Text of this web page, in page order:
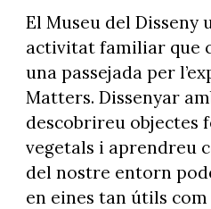
El Museu del Disseny
activitat familiar que
una passejada per
Matters. Dissenyar
descobrireu objectes
vegetals i aprendreu
del nostre entorn
en eines tan útils com